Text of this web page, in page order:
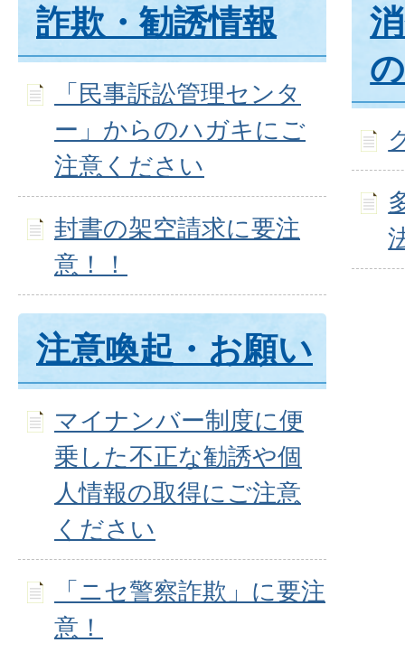
詐欺・勧誘情報
「民事訴訟管理センタ
ー」からのハガキにご
注意ください
封書の架空請求に要注
意！！
注意喚起・お願い
マイナンバー制度に便
乗した不正な勧誘や個
人情報の取得にご注意
ください
「ニセ警察詐欺」に要注
意！